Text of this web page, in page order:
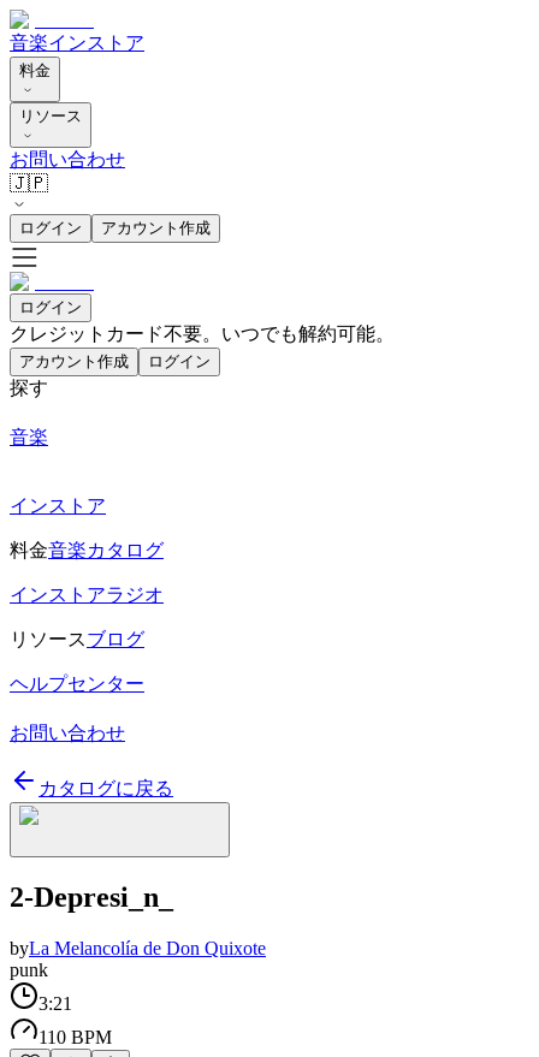
音楽インストア
料金
リソース
お問い合わせ
🇯🇵
ログイン アカウント作成
ログイン
クレジットカード不要。いつでも解約可能。
アカウント作成 ログイン
探す
音楽
インストア
料金音楽カタログ
インストアラジオ
リソースブログ
ヘルプセンター
お問い合わせ
カタログに戻る
2-Depresi_n_
byLa Melancolía de Don Quixote
punk
3:21
110 BPM